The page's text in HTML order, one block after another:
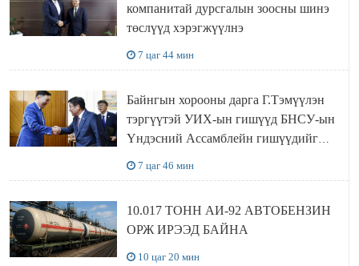
компанитай дурсгалын зоосны шинэ
төслүүд хэрэгжүүлнэ
7 цаг 44 мин
Байнгын хорооны дарга Г.Тэмүүлэн
тэргүүтэй УИХ-ын гишүүд БНСУ-ын
Үндэсний Ассамблейн гишүүдийг
7 цаг 46 мин
10.017 ТОНН АИ-92 АВТОБЕНЗИН
ОРЖ ИРЭЭД БАЙНА
10 цаг 20 мин